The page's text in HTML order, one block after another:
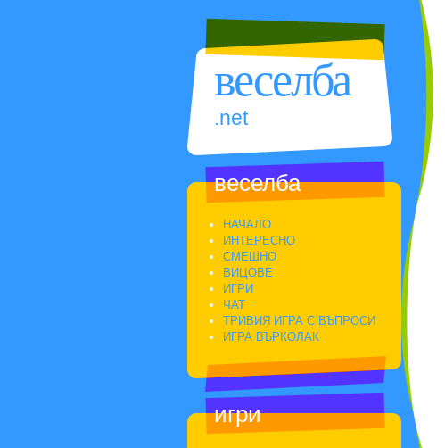
веселба
.net
веселба
НАЧАЛО
ИНТЕРЕСНО
СМЕШНО
ВИЦОВЕ
ИГРИ
ЧАТ
ТРИВИЯ ИГРА С ВЪПРОСИ
ИГРА ВЪРКОЛАК
игри